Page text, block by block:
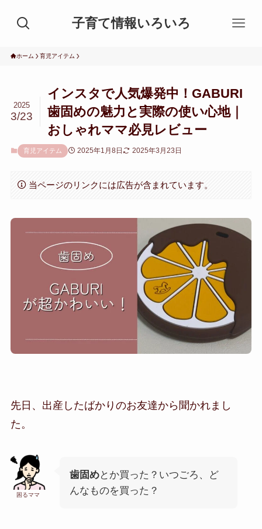
子育て情報いろいろ
ホーム 育児アイテム
インスタで人気爆発中！GABURI
歯固めの魅力と実際の使い心地｜
おしゃれママ必見レビュー
2025
3/23
育児アイテム 2025年1月8日 2025年3月23日
当ページのリンクには広告が含まれています。
先日、出産したばかりのお友達から聞かれまし
た。
困るママ
歯固めとか買った？いつごろ、ど
んなものを買った？